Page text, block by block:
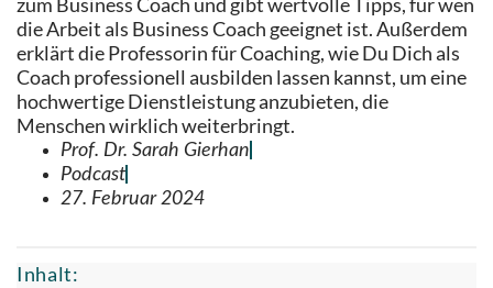
zum Business Coach und gibt wertvolle Tipps, für wen
die Arbeit als Business Coach geeignet ist. Außerdem
erklärt die Professorin für Coaching, wie Du Dich als
Coach professionell ausbilden lassen kannst, um eine
hochwertige Dienstleistung anzubieten, die
Menschen wirklich weiterbringt.
Prof. Dr. Sarah Gierhan
Podcast
27. Februar 2024
Inhalt: